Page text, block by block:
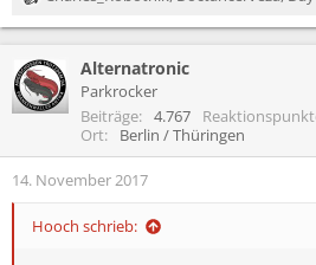
R
e
k
t
i
n
e
Alternatronic
Parkrocker
Beiträge
4.767
Ort
Berlin / Thüringen
14. November 2017
Hooch schrieb: